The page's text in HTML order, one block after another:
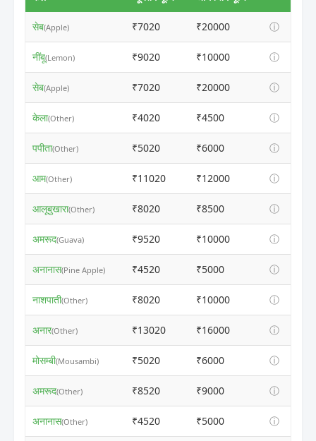
सेब(Apple) ₹7020 ₹20000 ⓘ
नींबू(Lemon) ₹9020 ₹10000 ⓘ
सेब(Apple) ₹7020 ₹20000 ⓘ
केला(Other) ₹4020 ₹4500 ⓘ
पपीता(Other) ₹5020 ₹6000 ⓘ
आम(Other) ₹11020 ₹12000 ⓘ
आलूबुखारा(Other) ₹8020 ₹8500 ⓘ
अमरूद(Guava) ₹9520 ₹10000 ⓘ
अनानास(Pine Apple) ₹4520 ₹5000 ⓘ
नाशपाती(Other) ₹8020 ₹10000 ⓘ
अनार(Other) ₹13020 ₹16000 ⓘ
मोसम्बी(Mousambi) ₹5020 ₹6000 ⓘ
अमरूद(Other) ₹8520 ₹9000 ⓘ
अनानास(Other) ₹4520 ₹5000 ⓘ